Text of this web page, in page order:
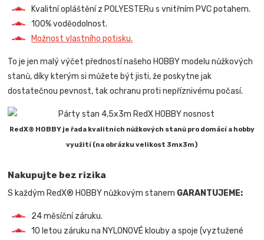
Kvalitní opláštění z POLYESTERu s vnitřním PVC potahem.
100% voděodolnost.
Možnost vlastního potisku.
To je jen malý výčet předností našeho HOBBY modelu nůžkových
stanů, díky kterým si můžete být jisti, že poskytne jak
dostatečnou pevnost, tak ochranu proti nepříznivému počasí.
RedX® HOBBY je řada kvalitních nůžkových stanů pro domácí a hobby
využití (na obrázku velikost 3mx3m)
Nakupujte bez rizika
S každým RedX® HOBBY nůžkovým stanem GARANTUJEME:
24 měsíční záruku.
10 letou záruku na NYLONOVÉ klouby a spoje (vyztužené